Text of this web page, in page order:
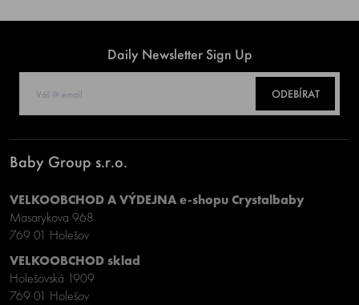
Daily Newsletter Sign Up
ODEBÍRAT
Baby Group s.r.o.
VELKOOBCHOD A VÝDEJNA e-shopu Crystalbaby
Masarykova 968
769 01 Holešov
VELKOOBCHOD sklad
Holešovská 1909
769 01 Holešov